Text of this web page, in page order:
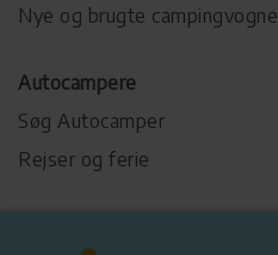
Nye og brugte campingvogne
Autocampere
Søg Autocamper
Rejser og ferie